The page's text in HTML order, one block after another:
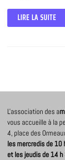
LIRE LA SUITE
L'association des a
vous accueille à la
4, place des
les mercredis de 10
et les jeudis de 14